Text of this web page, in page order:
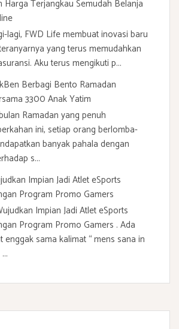
Harga Terjangkau Semudah Belanja
lagi, FWD Life membuat inovasi baru
yang terus memudahkan
Aku terus mengikuti p...
Berbagi Bento Ramadan
3300 Anak Yatim
Ramadan yang penuh
ini, setiap orang berlomba-
banyak pahala dengan
s...
Impian Jadi Atlet eSports
Program Promo Gamers
Impian Jadi Atlet eSports
Program Promo Gamers . Ada
enggak sama kalimat “ mens sana in